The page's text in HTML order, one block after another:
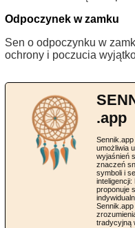
Odpoczynek w zamku
Sen o odpoczynku w
ochrony i poczucia
.app
umożliwia
wyjaśnień
znaczeń
symboli i
proponuje
tradycyjną